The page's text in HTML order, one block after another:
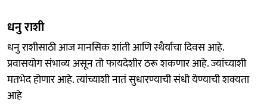
धनु राशी
धनु राशीसाठी आज मानसिक शांती आणि स्थैर्याचा दिवस आहे.
प्रवासयोग संभाव्य असून तो फायदेशीर ठरू शकणार आहे. ज्यांच्याशी
मतभेद होणार आहे. त्यांच्याशी नातं सुधारण्याची संधी येण्याची शक्यता
आहे